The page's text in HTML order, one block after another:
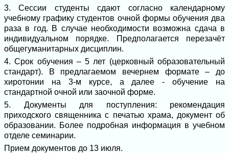
3. Сессии студенты сдают согласно календарному
учебному графику студентов очной формы обучения два
раза в год. В случае необходимости возможна сдача в
индивидуальном порядке. Предполагается перезачёт
общегуманитарных дисциплин.
4. Срок обучения – 5 лет (церковный образовательный
стандарт). В предлагаемом вечернем формате – до
хиротонии на 3-м курсе, а далее - обучение на
стандартной очной или заочной форме.
5. Документы для поступления: рекомендация
приходского священника с печатью храма, документ об
образовании. Более подробная информация в учебном
отделе семинарии.
Прием документов до 13 июля.